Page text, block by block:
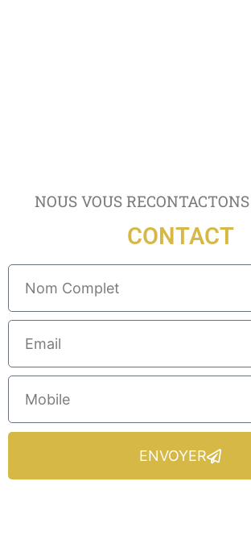
NOUS VOUS
CONTACT
ENVOYER